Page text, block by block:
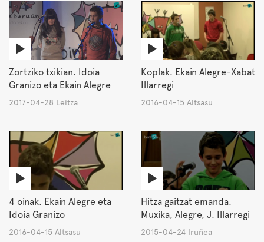
Zortziko txikian. Idoia
Granizo eta Ekain Alegre
2017-04-28 Leitza
Koplak. Ekain Alegre-Xabat
Illarregi
2016-04-15 Altsasu
4 oinak. Ekain Alegre eta
Idoia Granizo
2016-04-15 Altsasu
Hitza gaitzat emanda.
Muxika, Alegre, J. Illarregi
2015-04-24 Iruñea